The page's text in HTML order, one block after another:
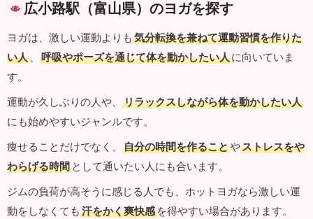
広小路駅（富山県）のヨガを探す
ヨガは、激しい運動よりも 気分転換を兼ねて運動習慣を作りた
い人 、 呼吸やポーズを通じて体を動かしたい人に向いていま
す。
運動が久しぶりの人や、
リラックスしながら体を動かしたい人
にも始めやすいジャンルです。
痩せることだけでなく、
自分の時間を作ることやストレスをや
わらげる時間 として通いたい人にも合います。
ジムの負荷が高そうに感じる人でも、ホットヨガなら激しい運
動をしなくても 汗をかく爽快感 を得やすい場合があります。